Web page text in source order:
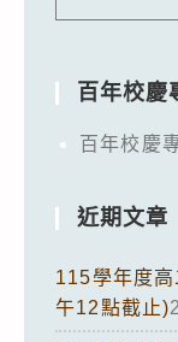
百年校慶
百年校慶
近期文章
115學年度
午12點截止)